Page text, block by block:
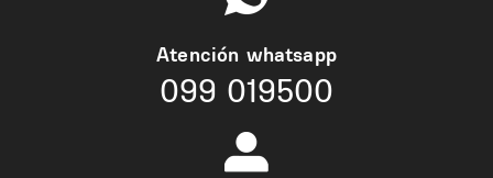
Atención whatsapp
099 019500